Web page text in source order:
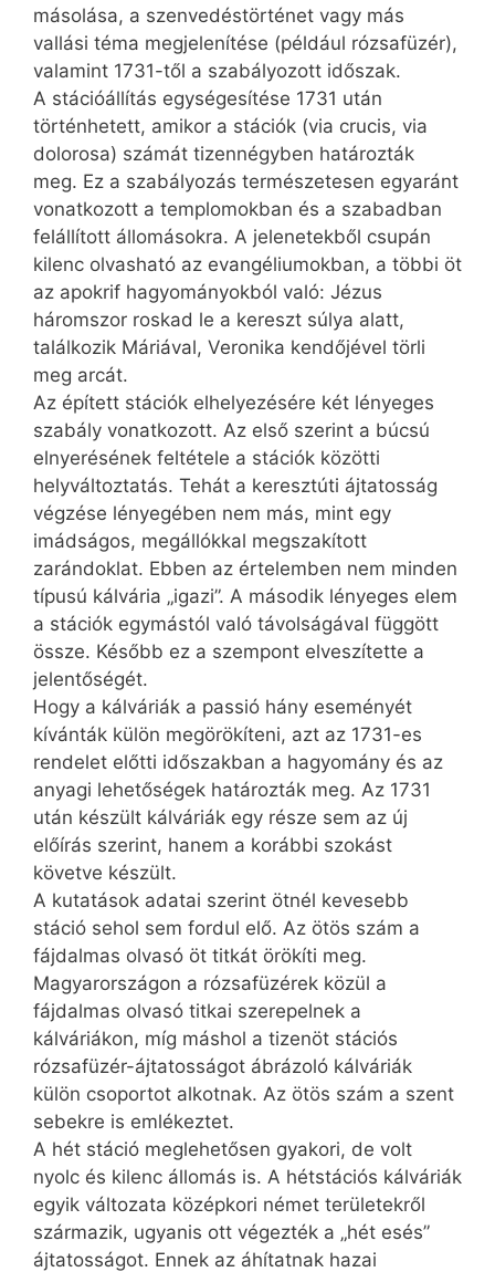
másolása, a szenvedés­történet vagy más
vallási téma megjelenítése (például rózsafüzér),
valamint 1731-től a szabályozott időszak.
A stációállítás egységesítése 1731 után
történhetett, amikor a stációk (via crucis, via
dolorosa) számát tizennégyben határozták
meg. Ez a szabályozás természetesen egy­aránt
vonatkozott a templomokban és a szabadban
felállított állomásokra. A jelenetekből csupán
kilenc olvasható az evangéliumokban, a többi öt
az apokrif hagyományokból való: Jézus
háromszor roskad le a kereszt súlya alatt,
találkozik Máriával, Veronika kendőjével törli
meg arcát.
Az épített stációk elhelyezésére két lényeges
szabály vonatkozott. Az első szerint a búcsú
elnyerésének feltétele a stációk közötti
helyváltoztatás. Tehát a keresztúti ájtatosság
végzése lényegében nem más, mint egy
imádságos, megállókkal megszakított
zarándoklat. Ebben az értelemben nem minden
típusú kálvária „igazi”. A második lényeges elem
a stációk egymástól való távolságával függött
össze. Később ez a szempont elveszítette a
jelentőségét.
Hogy a kálváriák a passió hány eseményét
kívánták külön megörökíteni, azt az 1731-es
rendelet előtti időszakban a hagyomány és az
anyagi lehetőségek határozták meg. Az 1731
után készült kálváriák egy része sem az új
előírás szerint, hanem a korábbi szokást
követve készült.
A kutatások adatai szerint ötnél kevesebb
stáció sehol sem fordul elő. Az ötös szám a
fájdalmas olvasó öt titkát örökíti meg.
Magyarországon a rózsafüzérek közül a
fájdalmas olvasó titkai szerepelnek a
kálváriákon, míg máshol a tizenöt stációs
rózsafüzér-ájtatosságot ábrázoló kálváriák
külön csoportot alkotnak. Az ötös szám a szent
sebekre is emlékeztet.
A hét stáció meglehetősen gyakori, de volt
nyolc és kilenc állomás is. A hétstációs kálváriák
egyik változata középkori német területekről
származik, ugyanis ott végezték a „hét esés”
ájtatosságot. Ennek az áhítatnak hazai